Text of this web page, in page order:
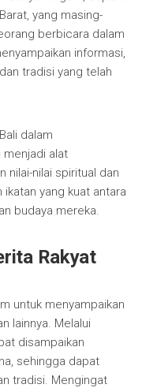
yang masing-
berbicara dalam
informasi,
tradisi yang telah
dalam
menjadi alat
nilai-nilai spiritual dan
yang kuat antara
budaya mereka.
Rakyat
untuk menyampaikan
lainnya. Melalui
disampaikan
sehingga dapat
tradisi. Mengingat